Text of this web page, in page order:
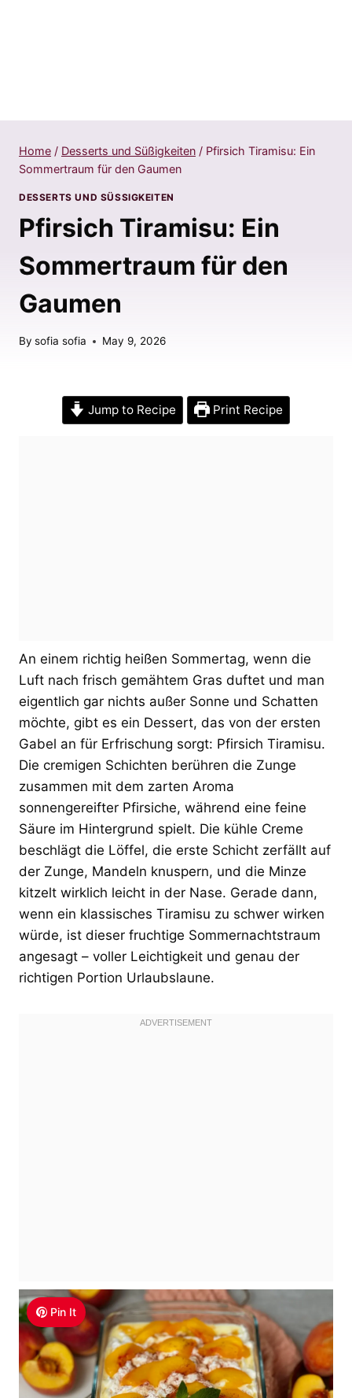
Home / Desserts und Süßigkeiten / Pfirsich Tiramisu: Ein
Sommertraum für den Gaumen
DESSERTS UND SÜSSIGKEITEN
Pfirsich Tiramisu: Ein
Sommertraum für den
Gaumen
By sofia sofia May 9, 2026
Jump to Recipe Print Recipe
An einem richtig heißen Sommertag, wenn die
Luft nach frisch gemähtem Gras duftet und man
eigentlich gar nichts außer Sonne und Schatten
möchte, gibt es ein Dessert, das von der ersten
Gabel an für Erfrischung sorgt: Pfirsich Tiramisu.
Die cremigen Schichten berühren die Zunge
zusammen mit dem zarten Aroma
sonnengereifter Pfirsiche, während eine feine
Säure im Hintergrund spielt. Die kühle Creme
beschlägt die Löffel, die erste Schicht zerfällt auf
der Zunge, Mandeln knuspern, und die Minze
kitzelt wirklich leicht in der Nase. Gerade dann,
wenn ein klassisches Tiramisu zu schwer wirken
würde, ist dieser fruchtige Sommernachtstraum
angesagt – voller Leichtigkeit und genau der
richtigen Portion Urlaubslaune.
Pin It